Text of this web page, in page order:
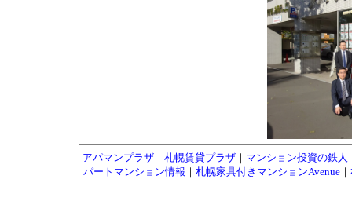
アパマンプラザ ｜ 札幌賃貸プラザ ｜ マンション投資の鉄人
パートマンション情報 ｜ 札幌家具付きマンションAvenue｜